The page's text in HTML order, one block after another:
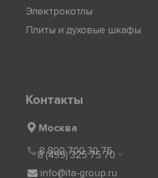
Электрокотлы
Плиты и духовые шкафы
Контакты
Москва
8 800 700 30 75
8 (499) 325 75 70
info@ita-group.ru